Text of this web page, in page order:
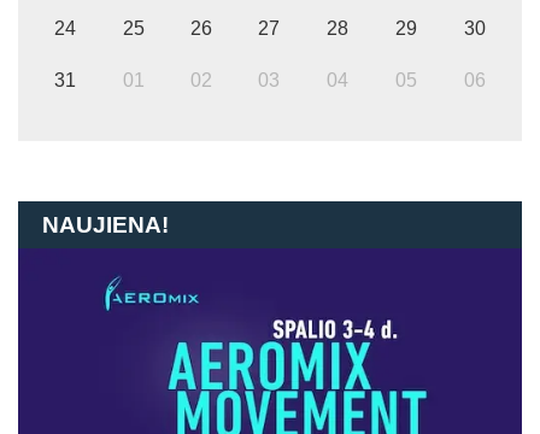
24 25 26 27 28 29 30
31 01 02 03 04 05 06
NAUJIENA!